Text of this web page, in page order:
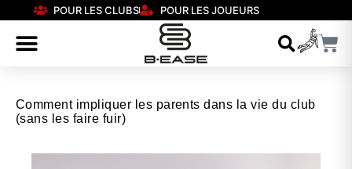
POUR LES CLUBS POUR LES JOUEURS
Comment impliquer les parents dans la vie du club
(sans les faire fuir)